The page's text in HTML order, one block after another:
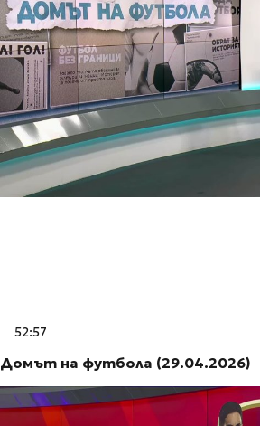
52:57
Домът на футбола (29.04.2026)